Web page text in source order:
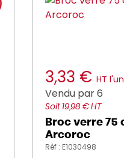
3,33 € HT
Vendu par 6
Soit 19,98 € HT
Broc verre 75
Arcoroc
Réf : E1030498